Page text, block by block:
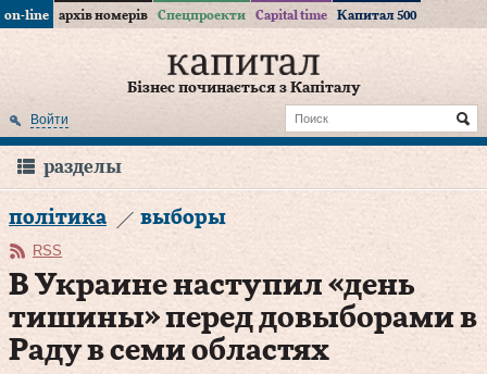
on-line архів номерів Спецпроекти Capital time Капитал 500
Бізнес починається з Капіталу
Войти
разделы
політика выборы
RSS
В Украине наступил «день
тишины» перед довыборами в
Раду в семи областях